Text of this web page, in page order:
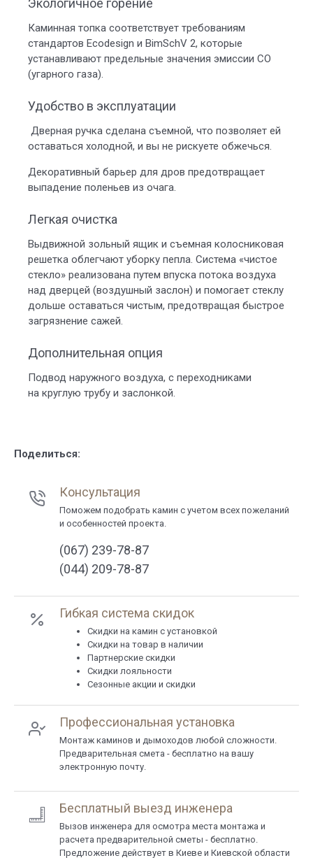
Экологичное горение
Каминная топка соответствует требованиям
стандартов Ecodesign и BimSchV 2, которые
устанавливают предельные значения эмиссии СО
(угарного газа).
Удобство в эксплуатации
Дверная ручка сделана съемной, что позволяет ей
оставаться холодной, и вы не рискуете обжечься.
Декоративный барьер для дров предотвращает
выпадение поленьев из очага.
Легкая очистка
Выдвижной зольный ящик и съемная колосниковая
решетка облегчают уборку пепла. Система «чистое
стекло» реализована путем впуска потока воздуха
над дверцей (воздушный заслон) и помогает стеклу
дольше оставаться чистым, предотвращая быстрое
загрязнение сажей.
Дополнительная опция
Подвод наружного воздуха, с переходниками
на круглую трубу и заслонкой.
Поделиться:
Консультация
Поможем подобрать камин с учетом всех пожеланий
и особенностей проекта.
(067) 239-78-87
(044) 209-78-87
Гибкая система скидок
Cкидки на камин с установкой
Скидки на товар в наличии
Партнерские скидки
Скидки лояльности
Сезонные акции и скидки
Профессиональная установка
Монтаж каминов и дымоходов любой сложности.
Предварительная смета - бесплатно на вашу
электронную почту.
Бесплатный выезд инженера
Вызов инженера для осмотра места монтажа и
расчета предварительной сметы - бесплатно.
Предложение действует в Киеве и Киевской области